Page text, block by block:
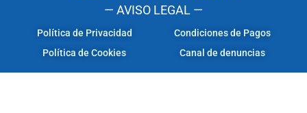
— AVISO LEGAL —
Política de Privacidad
Condiciones de Pagos
Política de Cookies
Canal de denuncias